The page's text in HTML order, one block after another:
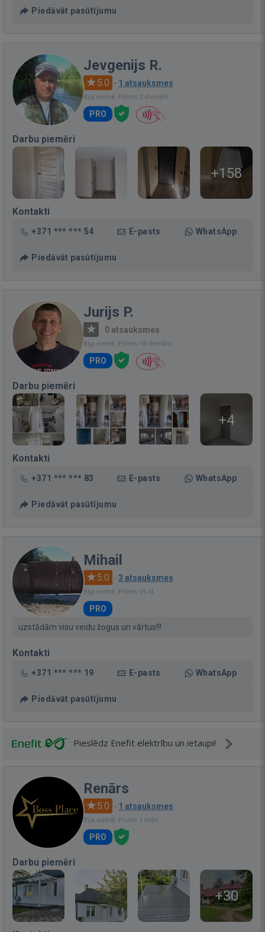
Piedāvāt pasūtījumu
Jevgenijs R.
5.0 · 1 atsauksmes
Bija vietnē: Pirms 2 dienām
PRO
Darbu piemēri
+158
Kontakti
+371 *** *** 54 E-pasts WhatsApp
Piedāvāt pasūtījumu
Jurijs P.
· 0 atsauksmes
Bija vietnē: Pirms 18 dienām
PRO
Darbu piemēri
+4
Kontakti
+371 *** *** 83 E-pasts WhatsApp
Piedāvāt pasūtījumu
Mihail
5.0 · 3 atsauksmes
Bija vietnē: Pirms 15 st.
PRO
uzstādām visu veidu žogus un vārtus!!!
Kontakti
+371 *** *** 19 E-pasts WhatsApp
Piedāvāt pasūtījumu
Pieslēdz Enefit elektrību un ietaupi!
Renārs
5.0 · 1 atsauksmes
Bija vietnē: Pirms 1 mēn.
PRO
Darbu piemēri
+30